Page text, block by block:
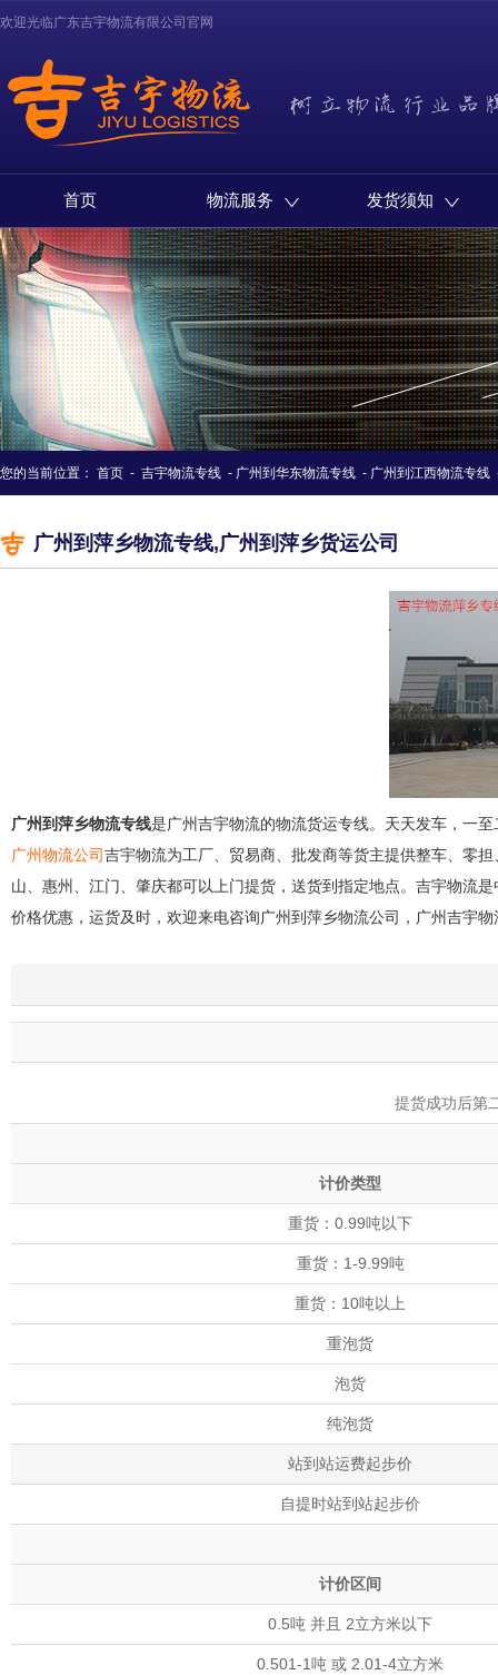
欢迎光临广东吉宇物流有限公司官网
首页 物流服务 发货须知
您的当前位置： 首页 - 吉宇物流专线 - 广州到华东物流专线 - 广州到江西物流专线
广州到萍乡物流专线,广州到萍乡货运公司
广州到萍乡物流专线是广州吉宇物流的物流货运专线。天天发车，一
广州物流公司吉宇物流为工厂、贸易商、批发商等货主提供整车、零
山、惠州、江门、肇庆都可以上门提货，送货到指定地点。吉宇物流
价格优惠，运货及时，欢迎来电咨询广州到萍乡物流公司，广州吉宇
提货成功后第
计价类型
重货：0.99吨以下
重货：1-9.99吨
重货：10吨以上
重泡货
泡货
纯泡货
站到站运费起步价
自提时站到站起步价
计价区间
0.5吨 并且 2立方米以下
0.501-1吨 或 2.01-4立方米